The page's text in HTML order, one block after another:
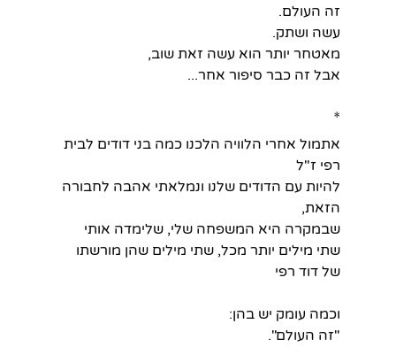
זה העולם.
עשה ושתק.
מאטחר יותר הוא עשה זאת שוב,
אבל זה כבר סיפור אחר...
*
אתמול אחרי הלוויה הלכנו כמה בני דודים לבית
רפי ז"ל
להיות עם הדודים שלנו ונמלאתי אהבה לחבורה
הזאת,
שבמקרה היא המשפחה שלי, שלימדה אותי
שתי מילים יותר מכל, שתי מילים שהן מורשתו
של דוד רפי
וכמה עומק יש בהן:
"זה העולם".